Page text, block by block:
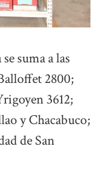
suma a las
2800;
3612;
y Chacabuco;
de San